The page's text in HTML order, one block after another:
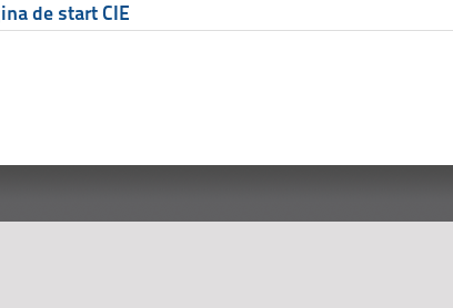
de start CIE